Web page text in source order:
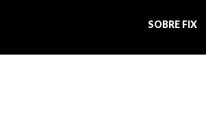
SOBRE FIX